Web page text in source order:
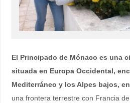
El Principado de Mónaco es una
situada en Europa Occidental,
Mediterráneo y los Alpes bajos,
una frontera terrestre con Francia